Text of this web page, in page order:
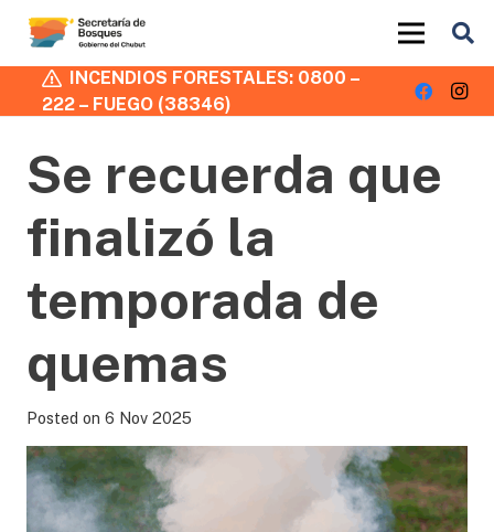
INCENDIOS FORESTALES: 0800 –
222 – FUEGO (38346)
Se recuerda que
finalizó la
temporada de
quemas
Posted on 6 Nov 2025